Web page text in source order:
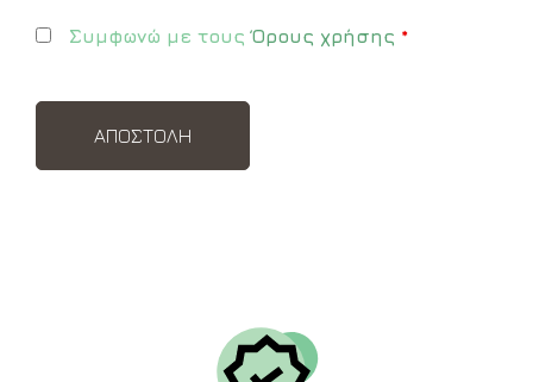
Συμφωνώ με τουςΌρους χρήσης *